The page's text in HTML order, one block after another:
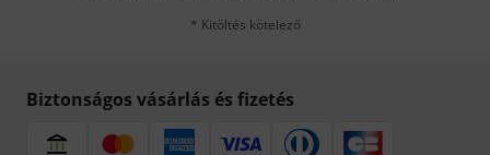
* Kitöltés kötelező
Biztonságos vásárlás és fizetés